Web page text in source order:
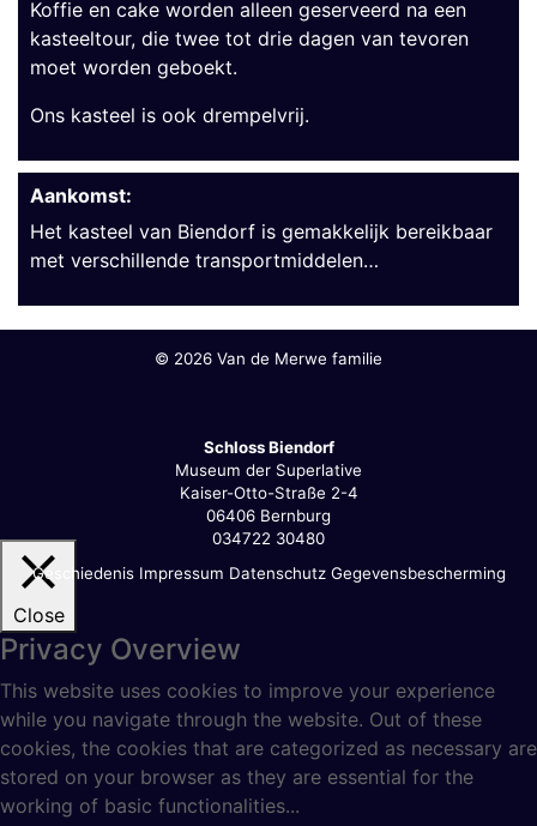
Koffie en cake worden alleen geserveerd na een
kasteeltour, die twee tot drie dagen van tevoren
moet worden geboekt.
Ons kasteel is ook drempelvrij.
Aankomst:
Het kasteel van Biendorf is gemakkelijk bereikbaar
met verschillende transportmiddelen…
© 2026 Van de Merwe familie
Schloss Biendorf
Museum der Superlative
Kaiser-Otto-Straße 2-4
06406 Bernburg
034722 30480
Geschiedenis Impressum Datenschutz Gegevensbescherming
Close
Privacy Overview
This website uses cookies to improve your experience
while you navigate through the website. Out of these
cookies, the cookies that are categorized as necessary are
stored on your browser as they are essential for the
working of basic functionalities...